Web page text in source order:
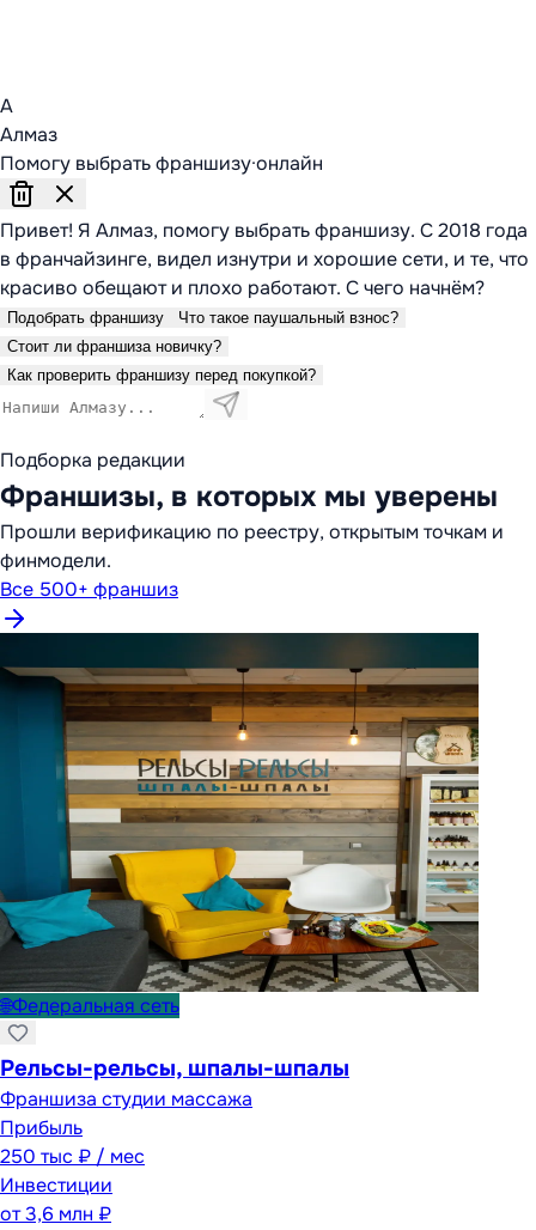
А
Алмаз
Помогу выбрать франшизу·онлайн
Привет! Я Алмаз, помогу выбрать франшизу. С 2018 года
в франчайзинге, видел изнутри и хорошие сети, и те, что
красиво обещают и плохо работают. С чего начнём?
Подобрать франшизу
Что такое паушальный взнос?
Стоит ли франшиза новичку?
Как проверить франшизу перед покупкой?
Подборка редакции
Франшизы, в которых мы уверены
Прошли верификацию по реестру, открытым точкам и
финмодели.
Все 500+ франшиз
🌐Федеральная сеть
Рельсы-рельсы, шпалы-шпалы
Франшиза студии массажа
Прибыль
250 тыс ₽ / мес
Инвестиции
от3,6 млн ₽